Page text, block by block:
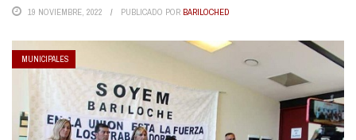
19 NOVIEMBRE, 2022 PUBLICADO POR BARILOCHED
MUNICIPALES